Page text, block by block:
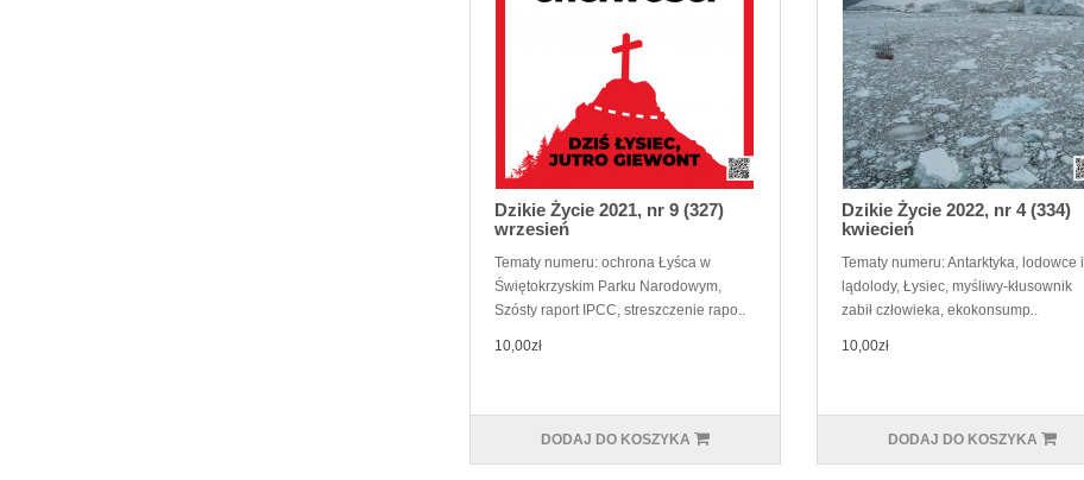
Dzikie Życie 2021, nr 9 (327)
wrzesień
Tematy numeru: ochrona Łyśca w
Świętokrzyskim Parku Narodowym,
Szósty raport IPCC, streszczenie rapo..
10,00zł
DODAJ DO KOSZYKA
Dzikie Życie 2022, nr 4 (334)
kwiecień
Tematy numeru: Antarktyka, lodowce i
lądolody, Łysiec, myśliwy-kłusownik
zabił człowieka, ekokonsump..
10,00zł
DODAJ DO KOSZYKA